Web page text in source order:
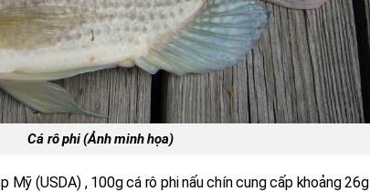
Cá rô phi (Ảnh minh họa)
Mỹ (USDA) , 100g cá rô phi nấu chín cung cấp khoảng 26g